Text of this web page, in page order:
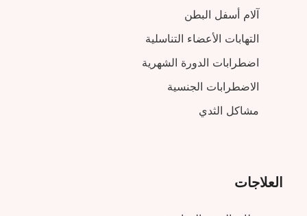
آلام أسفل البطن
التهابات الأعضاء التناسلية
اضطرابات الدورة الشهرية
الاضطرابات الجنسية
مشاكل الثدي
العلاجات